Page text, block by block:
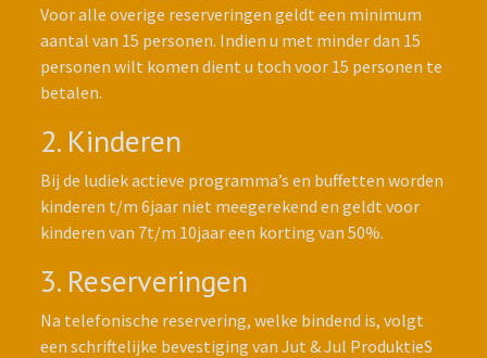
Voor alle overige reserveringen geldt een minimum
aantal van 15 personen. Indien u met minder dan 15
personen wilt komen dient u toch voor 15 personen te
betalen.
2. Kinderen
Bij de ludiek actieve programma’s en buffetten worden
kinderen t/m 6jaar niet meegerekend en geldt voor
kinderen van 7t/m 10jaar een korting van 50%.
3. Reserveringen
Na telefonische reservering, welke bindend is, volgt
een schriftelijke bevestiging van Jut & Jul ProduktieS